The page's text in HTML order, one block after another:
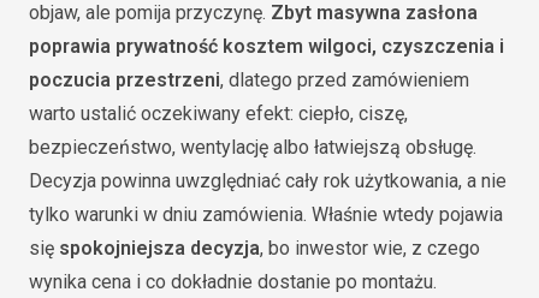
objaw, ale pomija przyczynę. Zbyt masywna zasłona
poprawia prywatność kosztem wilgoci, czyszczenia i
poczucia przestrzeni, dlatego przed zamówieniem
warto ustalić oczekiwany efekt: ciepło, ciszę,
bezpieczeństwo, wentylację albo łatwiejszą obsługę.
Decyzja powinna uwzględniać cały rok użytkowania, a nie
tylko warunki w dniu zamówienia. Właśnie wtedy pojawia
się spokojniejsza decyzja, bo inwestor wie, z czego
wynika cena i co dokładnie dostanie po montażu.